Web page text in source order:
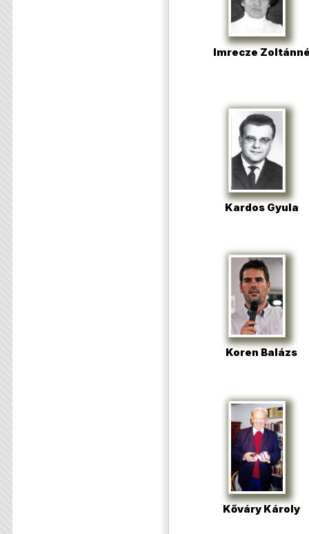
Imrecze
Kardos Gyula
Koren Balázs
Kőváry Károly